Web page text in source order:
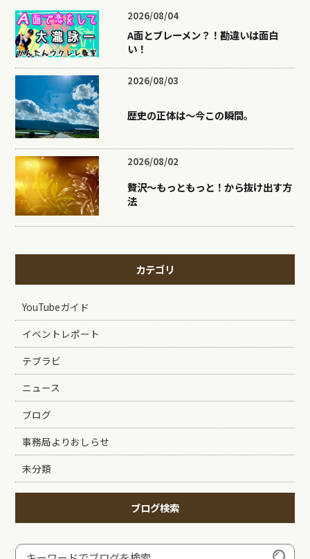
2026/08/04
A面とブレーメン？！勘違いは面白
い！
2026/08/03
歴史の正体は〜今この瞬間。
2026/08/02
贅沢〜もっともっと！から抜け出す方
法
カテゴリ
YouTubeガイド
イベントレポート
テブラビ
ニュース
ブログ
事務局よりおしらせ
未分類
ブログ検索